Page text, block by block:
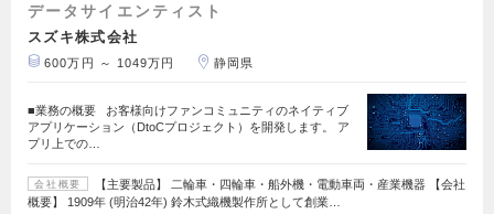
データサイエンティスト
スズキ株式会社
600万円 ～ 1049万円 静岡県
■業務の概要 お客様向けファンコミュニティのネイティブ
アプリケーション（DtoCプロジェクト）を開発します。 ア
プリ上での…
会社概要
【主要製品】 二輪車・四輪車・船外機・電動車両・産業機器 【会社
概要】 1909年 (明治42年) 鈴木式織機製作所として創業…